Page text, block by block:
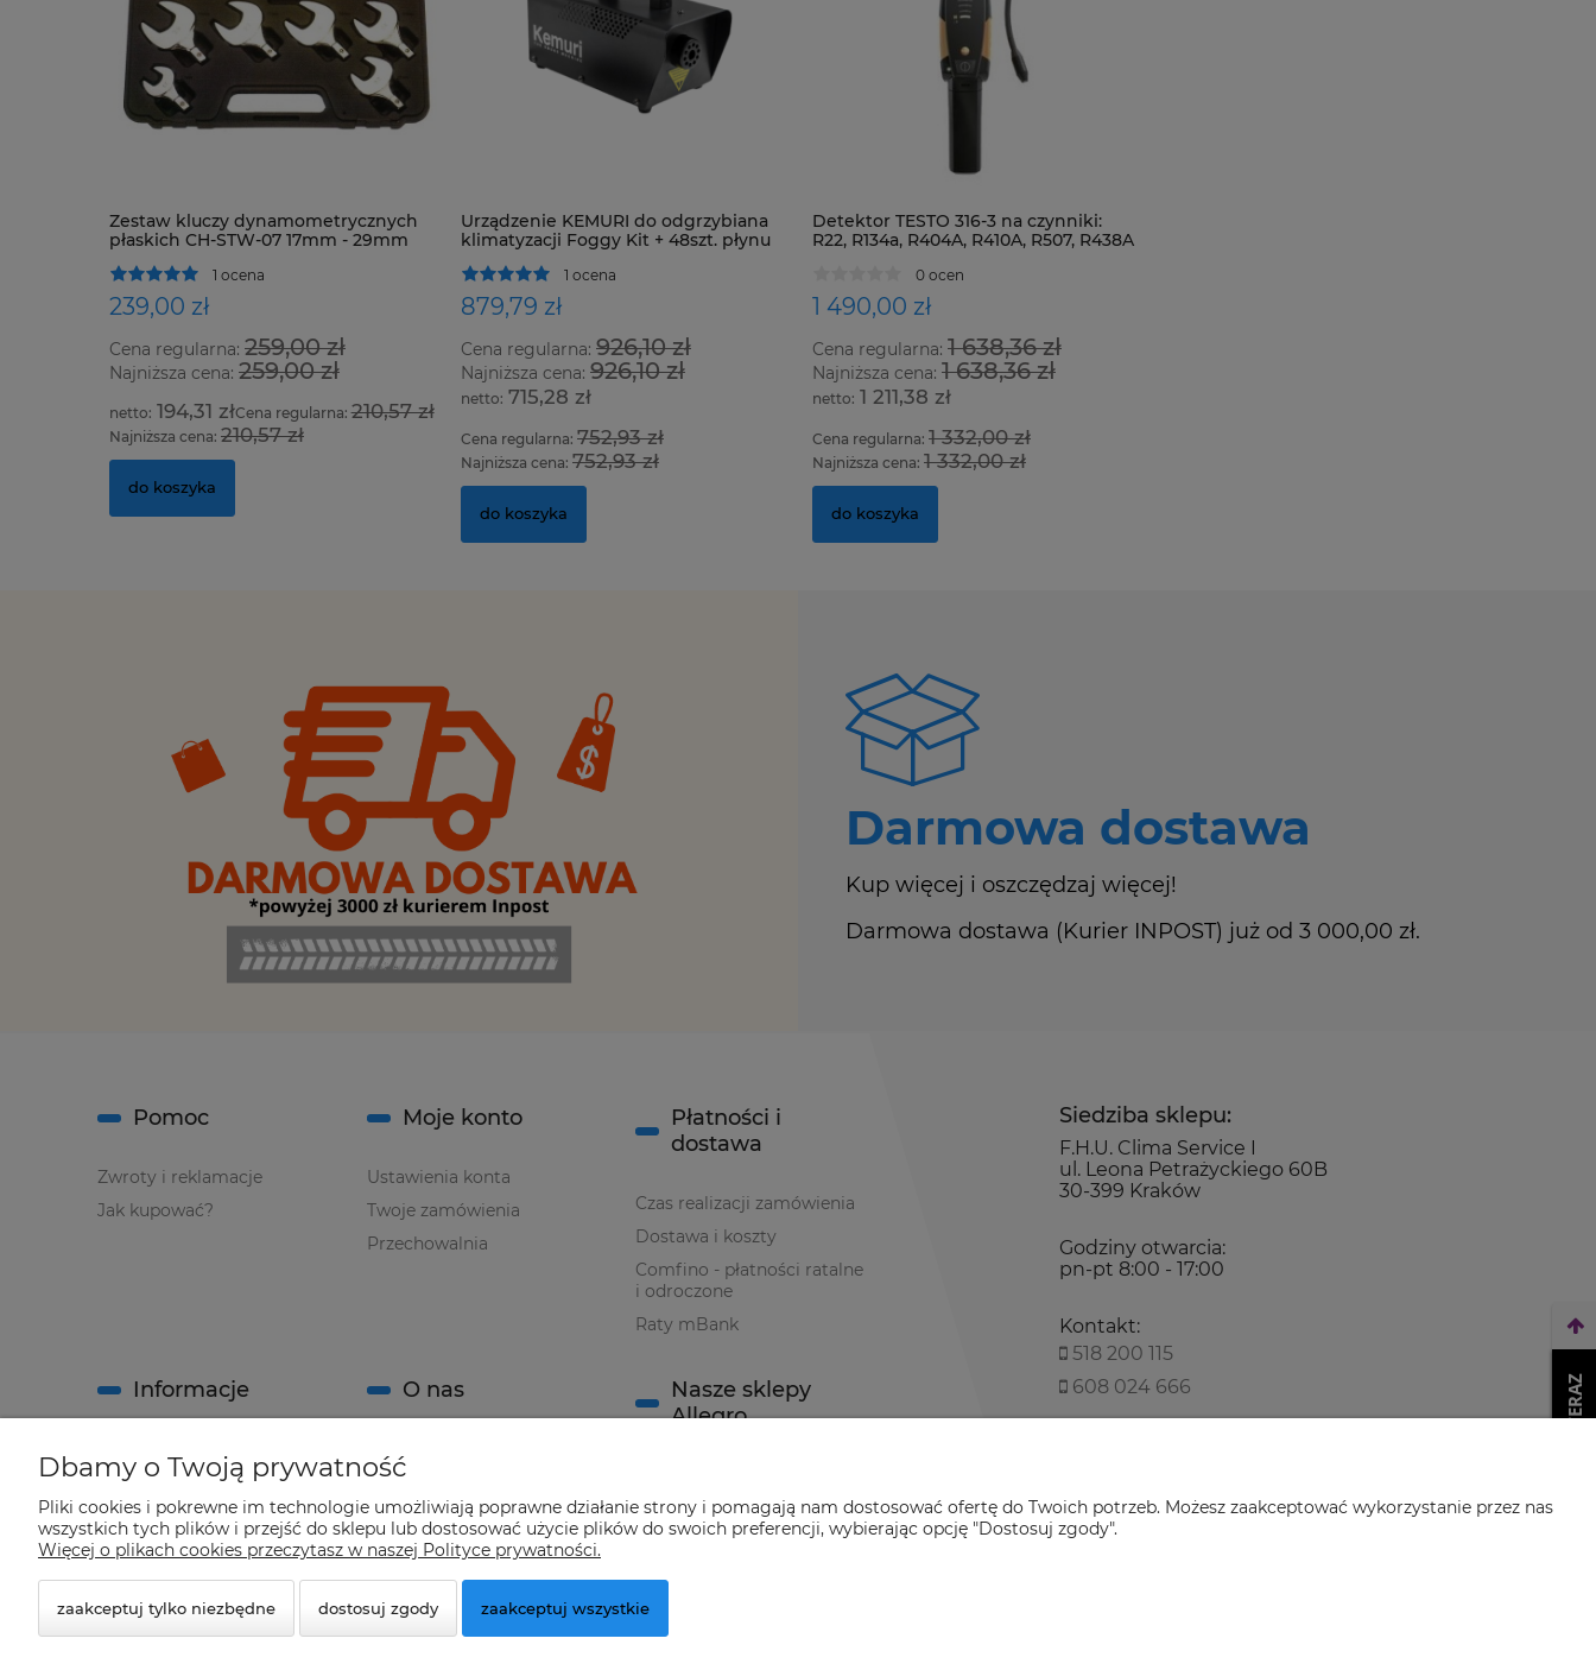
Zestaw kluczy dynamometrycznych
płaskich CH-STW-07 17mm - 29mm
1 ocena
239,00 zł
Cena regularna: 259,00 zł
Najniższa cena: 259,00 zł
194,31 złCena regularna:210,57 zł
Najniższa cena: 210,57 zł
do koszyka
Urządzenie KEMURI do odgrzybiana
klimatyzacji Foggy Kit + 48szt. płynu
1 ocena
879,79 zł
Cena regularna: 926,10 zł
Najniższa cena: 926,10 zł
715,28 zł
Cena regularna: 752,93 zł
Najniższa cena: 752,93 zł
do koszyka
Detektor TESTO 316-3 na czynniki:
R22, R134a, R404A, R410A, R507, R438A
0 ocen
1 490,00 zł
Cena regularna: 1 638,36 zł
Najniższa cena: 1 638,36 zł
1 211,38 zł
Cena regularna: 1 332,00 zł
Najniższa cena: 1 332,00 zł
do koszyka
Darmowa dostawa
Kup więcej i oszczędzaj więcej!
Darmowa dostawa (Kurier INPOST) już od 3 000,00 zł.
Siedziba sklepu:
F.H.U. Clima Service I
ul. Leona Petrażyckiego 60B
30-399 Kraków
Godziny otwarcia:
pn-pt 8:00 - 17:00
Kontakt:
518 200 115
608 024 666
Pomoc
Zwroty i reklamacje
Jak kupować?
Moje konto
Ustawienia konta
Twoje zamówienia
Przechowalnia
Płatności i
dostawa
Czas realizacji zamówienia
Dostawa i koszty
Comfino - płatności ratalne
i odroczone
Raty mBank
Informacje
Polityka prywatności
System Rabatowy sklepu
"Climatools"
O nas
O firmie
Nasze sklepy
Allegro
Sklep Allegro nr 2
WEŹ LEASING TERAZ
Dbamy o Twoją prywatność
Pliki cookies i pokrewne im technologie umożliwiają poprawne działanie strony i pomagają nam dostosować ofertę do Twoich potrzeb. Możesz zaakceptować wykorzystanie przez nas
wszystkich tych plików i przejść do sklepu lub dostosować użycie plików do swoich preferencji, wybierając opcję "Dostosuj zgody".
Więcej o plikach cookies przeczytasz w naszej Polityce prywatności.
zaakceptuj tylko niezbędne dostosuj zgody zaakceptuj wszystkie